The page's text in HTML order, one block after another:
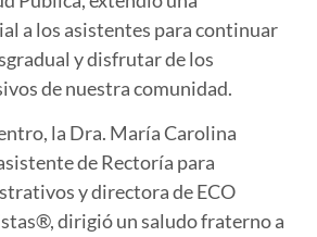
a los asistentes para continuar
y disfrutar de los
de nuestra comunidad.
la Dra. María Carolina
de Rectoría para
y directora de ECO
dirigió un saludo fraterno a